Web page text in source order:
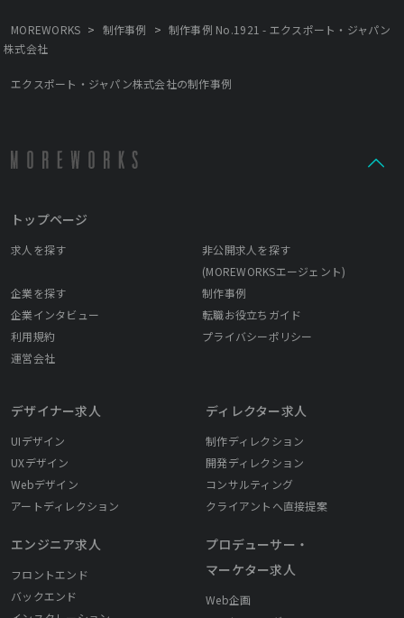
にぶつけてみませんか。 刺激しあい、認め合える仲間が増えるこ
とを、楽しみにしています。
MOREWORKS > 制作事例 > 制作事例 No.1921 - エクスポート・ジャパン
株式会社
エクスポート・ジャパン株式会社の制作事例
トップページ
求人を探す
非公開求人を探す
(MOREWORKSエージェント)
企業を探す
制作事例
企業インタビュー
転職お役立ちガイド
利用規約
プライバシーポリシー
運営会社
デザイナー求人
UIデザイン
UXデザイン
Webデザイン
アートディレクション
エンジニア求人
フロントエンド
バックエンド
ディレクター求人
制作ディレクション
開発ディレクション
コンサルティング
クライアントへ直接提案
プロデューサー・
マーケター求人
Web企画